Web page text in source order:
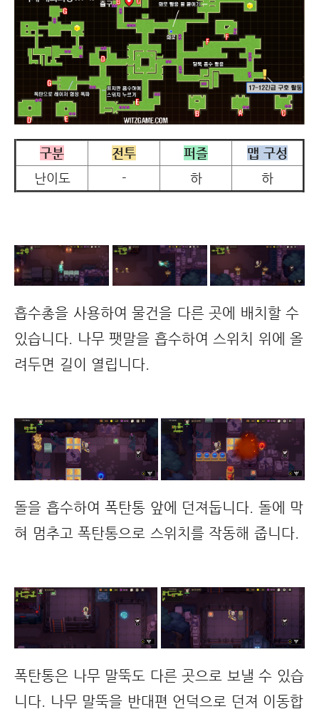
구분 전투 퍼즐
맵 구성
난이도
- 하 하
흡수총을 사용하여 물건을 다른 곳에 배치할 수
있습니다. 나무 팻말을 흡수하여 스위치 위에 올
려두면 길이 열립니다.
돌을 흡수하여 폭탄통 앞에 던져둡니다. 돌에 막
혀 멈추고 폭탄통으로 스위치를 작동해 줍니다.
폭탄통은 나무 말뚝도 다른 곳으로 보낼 수 있습
니다. 나무 말뚝을 반대편 언덕으로 던져 이동합